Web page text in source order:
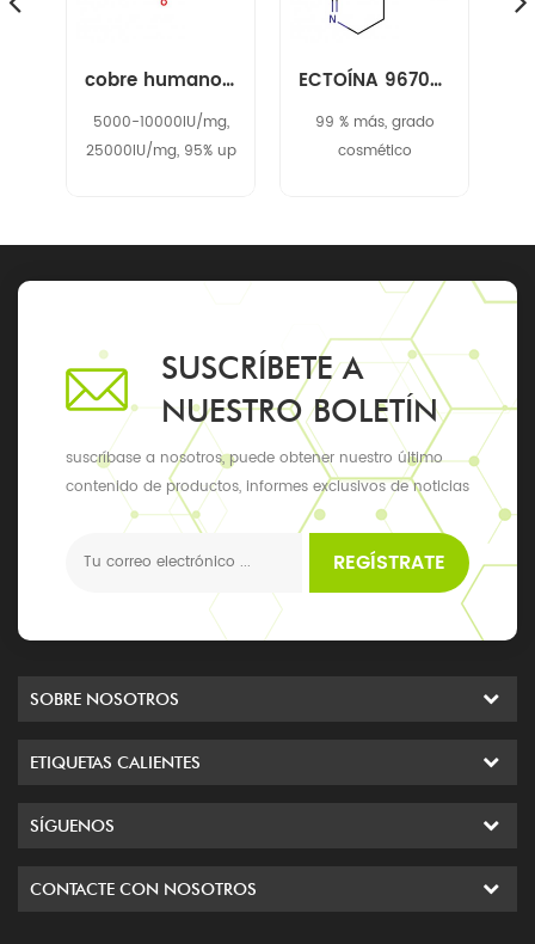
cobre humano recombinante, superóxido de zinc dismutasa rh-cu, zn-sod 9054-89-1
5000-10000IU/mg,
25000IU/mg, 95% up
ECTOÍNA 96702-03-3
99 % más, grado
cosmético
SUSCRÍBETE A
NUESTRO BOLETÍN
suscríbase a nosotros, puede obtener nuestro último
contenido de productos, informes exclusivos de noticias
y actualizaciones, los últimos eventos locales
REGÍSTRATE
SOBRE NOSOTROS
ETIQUETAS CALIENTES
SÍGUENOS
CONTACTE CON NOSOTROS